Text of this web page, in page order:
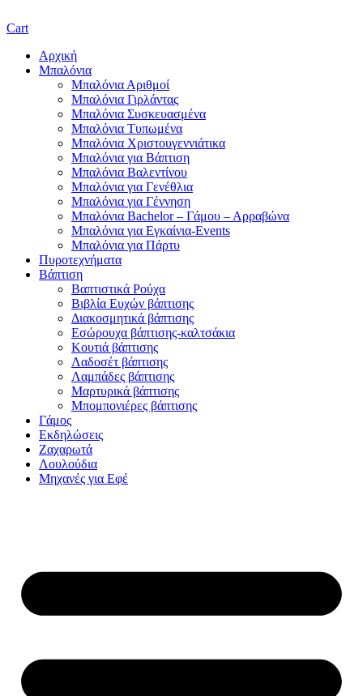
Cart
Αρχική
Μπαλόνια
Μπαλόνια Αριθμοί
Μπαλόνια Γιρλάντας
Μπαλόνια Συσκευασμένα
Μπαλόνια Τυπωμένα
Μπαλόνια Χριστουγεννιάτικα
Μπαλόνια για Βάπτιση
Μπαλόνια Βαλεντίνου
Μπαλόνια για Γενέθλια
Μπαλόνια για Γέννηση
Μπαλόνια Bachelor – Γάμου – Αρραβώνα
Μπαλόνια για Εγκαίνια-Events
Μπαλόνια για Πάρτυ
Πυροτεχνήματα
Βάπτιση
Βαπτιστικά Ρούχα
Βιβλία Ευχών βάπτισης
Διακοσμητικά βάπτισης
Εσώρουχα βάπτισης-καλτσάκια
Κουτιά βάπτισης
Λαδοσέτ βάπτισης
Λαμπάδες βάπτισης
Μαρτυρικά βάπτισης
Μπομπονιέρες βάπτισης
Γάμος
Εκδηλώσεις
Ζαχαρωτά
Λουλούδια
Μηχανές για Εφέ